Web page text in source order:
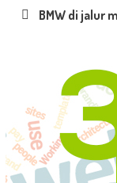
BMW di jalur